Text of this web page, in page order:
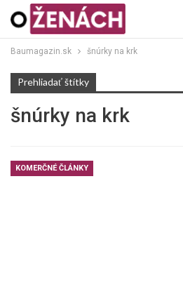
Baumagazin.sk šnúrky na krk
Prehliadať štítky
šnúrky na krk
KOMERČNÉ ČLÁNKY